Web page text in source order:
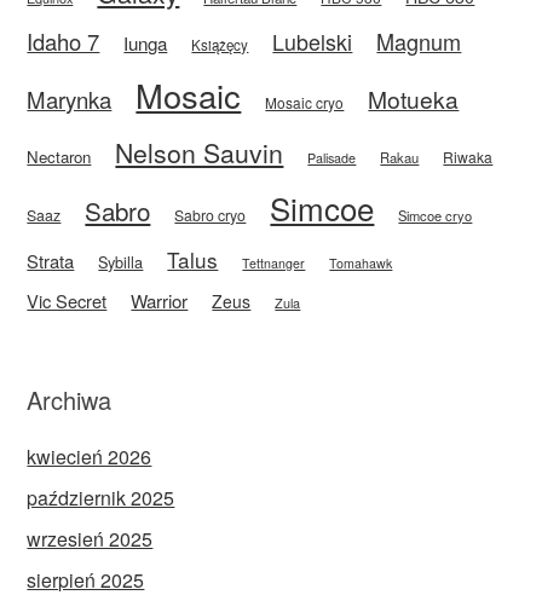
Idaho 7 Iunga Książęcy Lubelski
Magnum
Marynka
Mosaic Mosaic cryo Motueka
Nectaron Nelson Sauvin Palisade Rakau Riwaka
Saaz Sabro Sabro cryo Simcoe Simcoe cryo
Strata Sybilla Talus Tettnanger Tomahawk
Vic Secret Warrior Zeus Zula
Archiwa
kwiecień 2026
październik 2025
wrzesień 2025
sierpień 2025